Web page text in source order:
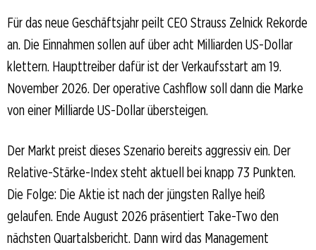
Für das neue Geschäftsjahr peilt CEO Strauss Zelnick Rekorde
an. Die Einnahmen sollen auf über acht Milliarden US-Dollar
klettern. Haupttreiber dafür ist der Verkaufsstart am 19.
November 2026. Der operative Cashflow soll dann die Marke
von einer Milliarde US-Dollar übersteigen.
Der Markt preist dieses Szenario bereits aggressiv ein. Der
Relative-Stärke-Index steht aktuell bei knapp 73 Punkten.
Die Folge: Die Aktie ist nach der jüngsten Rallye heiß
gelaufen. Ende August 2026 präsentiert Take-Two den
nächsten Quartalsbericht. Dann wird das Management